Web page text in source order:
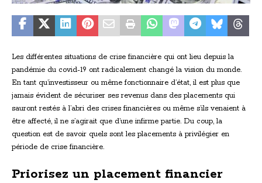
Les différentes situations de crise financière qui ont lieu depuis la
pandémie du covid-19 ont radicalement changé la vision du monde.
En tant qu’investisseur ou même fonctionnaire d’état, il est plus que
jamais évident de sécuriser ses revenus dans des placements qui
sauront restés à l’abri des crises financières ou même s’ils venaient à
être affecté, il ne s’agirait que d’une infirme partie. Du coup, la
question est de savoir quels sont les placements à privilégier en
période de crise financière.
Priorisez un placement financier